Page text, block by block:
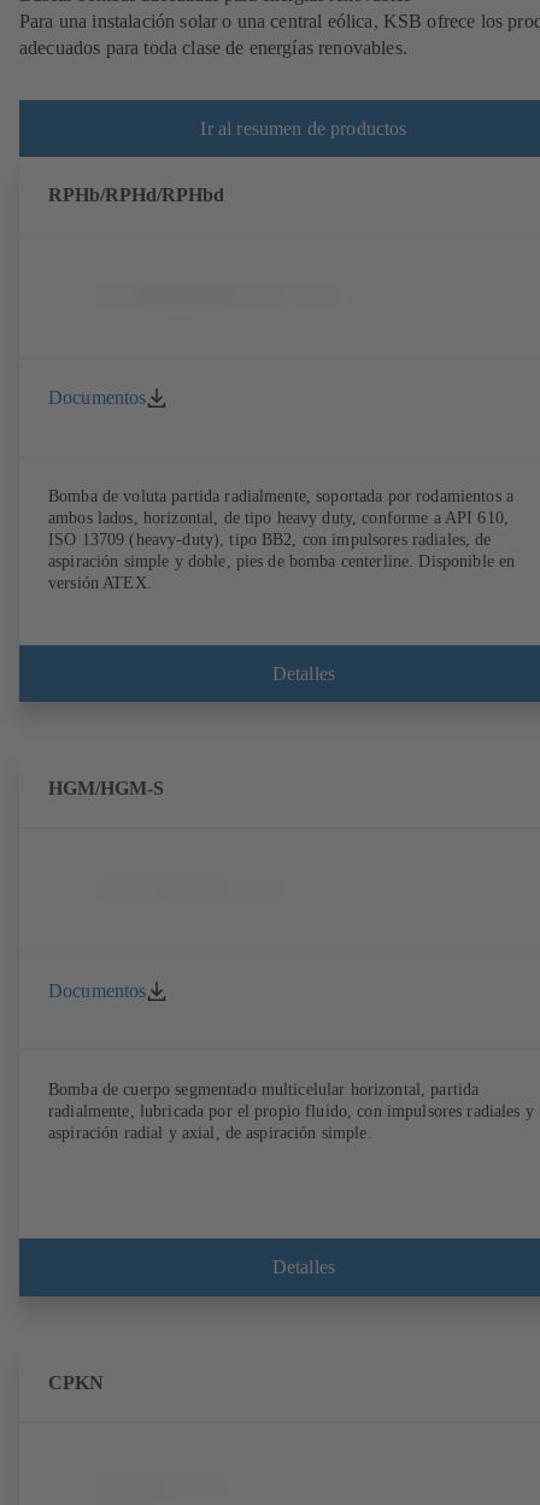
Para una instalación solar o una central eólica, KSB ofrece los
adecuados para toda clase de energías renovables.
Ir al resumen de productos
RPHb/RPHd/RPHbd
Documentos
Bomba de voluta partida radialmente, soportada por rodamientos a
ambos lados, horizontal, de tipo heavy duty, conforme a API 610,
ISO 13709 (heavy-duty), tipo BB2, con impulsores radiales, de
aspiración simple y doble, pies de bomba centerline. Disponible en
versión ATEX.
Detalles
HGM/HGM-S
Documentos
Bomba de cuerpo segmentado multicelular horizontal, partida
radialmente, lubricada por el propio fluido, con impulsores radiales y
aspiración radial y axial, de aspiración simple.
Detalles
CPKN